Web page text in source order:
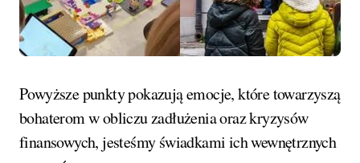
Powyższe punkty pokazują emocje, które towarzyszą
bohaterom w obliczu zadłużenia oraz kryzysów
finansowych, jesteśmy świadkami ich wewnętrznych